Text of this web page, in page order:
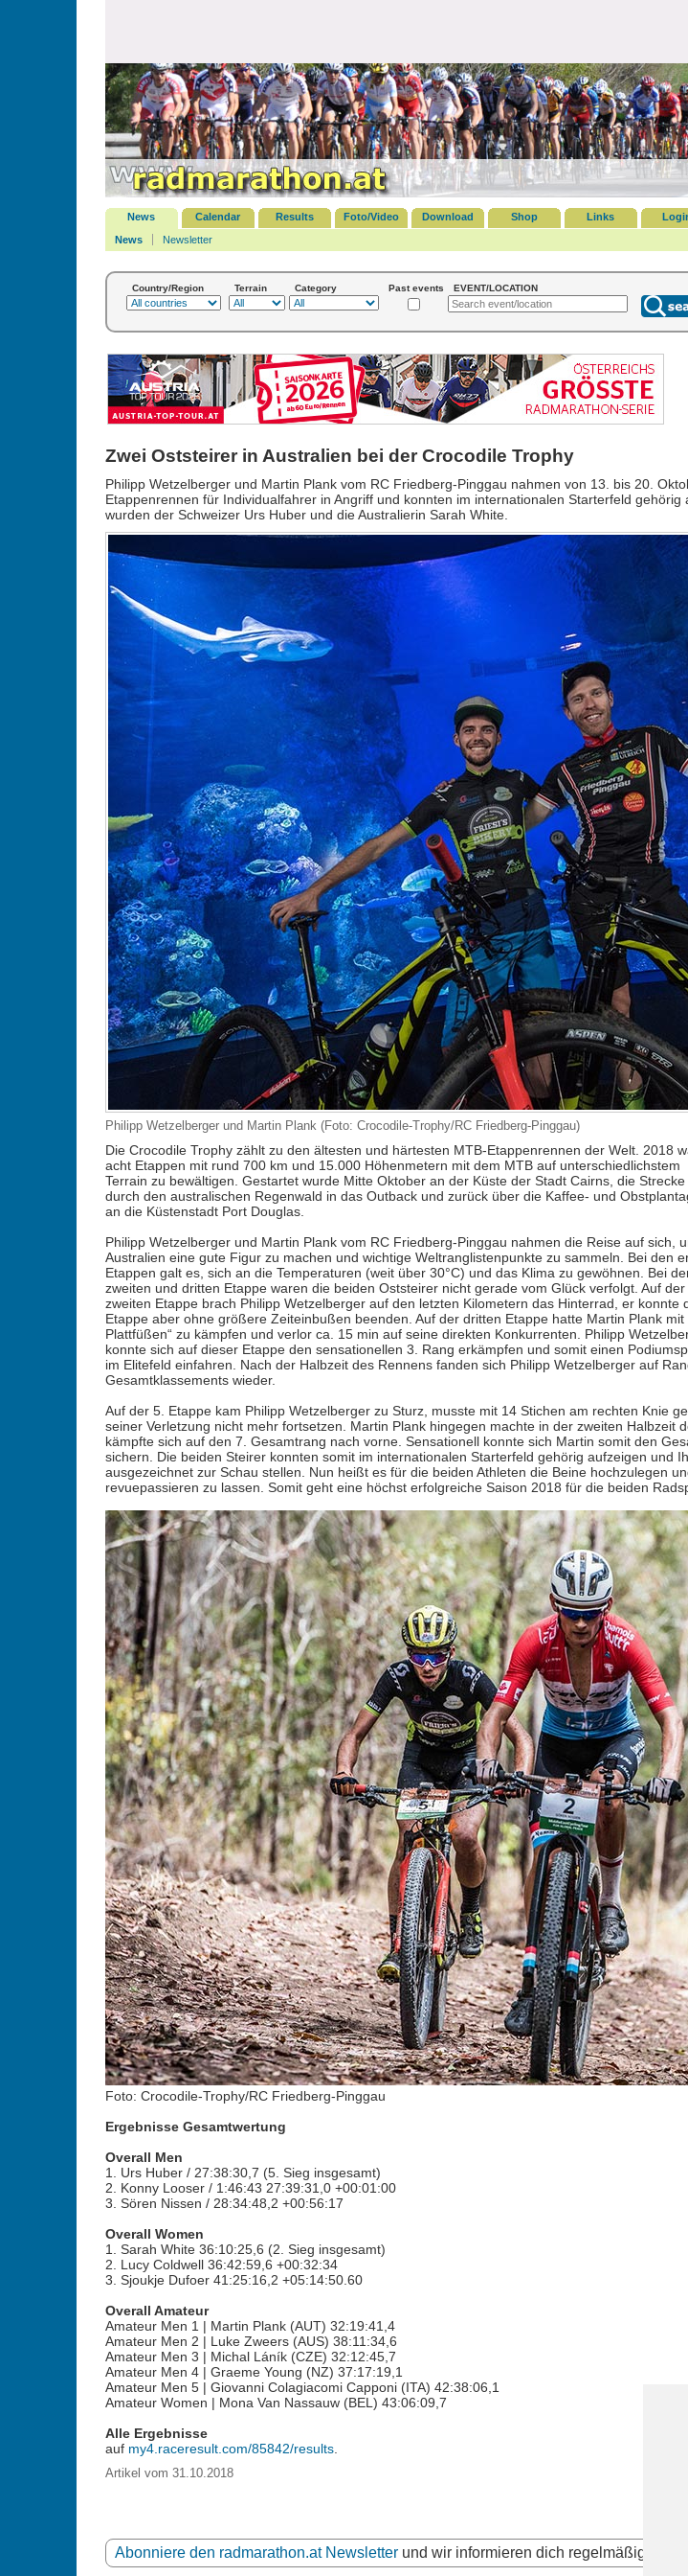
News Calendar Results Foto/Video Download Shop Links
News
Newsletter
Country/Region Terrain Category Past events EVENT/LOCATION
Zwei Oststeirer in Australien bei der Crocodile Trophy
Philipp Wetzelberger und Martin Plank vom RC Friedberg-Pinggau nahmen von 13. bis 20.
Etappenrennen für Individualfahrer in Angriff und konnten im internationalen Starterfeld
wurden der Schweizer Urs Huber und die Australierin Sarah White.
Philipp Wetzelberger und Martin Plank (Foto: Crocodile-Trophy/RC Friedberg-Pinggau)
Die Crocodile Trophy zählt zu den ältesten und härtesten MTB-Etappenrennen der Welt. 2018
acht Etappen mit rund 700 km und 15.000 Höhenmetern mit dem MTB auf unterschiedlichstem
Terrain zu bewältigen. Gestartet wurde Mitte Oktober an der Küste der Stadt Cairns, die
durch den australischen Regenwald in das Outback und zurück über die Kaffee- und
an die Küstenstadt Port Douglas.
Philipp Wetzelberger und Martin Plank vom RC Friedberg-Pinggau nahmen die Reise auf sich,
Australien eine gute Figur zu machen und wichtige Weltranglistenpunkte zu sammeln. Bei den
Etappen galt es, sich an die Temperaturen (weit über 30°C) und das Klima zu gewöhnen. Bei
zweiten und dritten Etappe waren die beiden Oststeirer nicht gerade vom Glück verfolgt. Auf der
zweiten Etappe brach Philipp Wetzelberger auf den letzten Kilometern das Hinterrad, er konnte
Etappe aber ohne größere Zeiteinbußen beenden. Auf der dritten Etappe hatte Martin Plank mit
Plattfüßen“ zu kämpfen und verlor ca. 15 min auf seine direkten Konkurrenten. Philipp
konnte sich auf dieser Etappe den sensationellen 3. Rang erkämpfen und somit einen
im Elitefeld einfahren. Nach der Halbzeit des Rennens fanden sich Philipp Wetzelberger auf
Gesamtklassements wieder.
Auf der 5. Etappe kam Philipp Wetzelberger zu Sturz, musste mit 14 Stichen am rechten Knie
seiner Verletzung nicht mehr fortsetzen. Martin Plank hingegen machte in der zweiten Halbzeit
kämpfte sich auf den 7. Gesamtrang nach vorne. Sensationell konnte sich Martin somit den
sichern. Die beiden Steirer konnten somit im internationalen Starterfeld gehörig aufzeigen und
ausgezeichnet zur Schau stellen. Nun heißt es für die beiden Athleten die Beine hochzulegen
revuepassieren zu lassen. Somit geht eine höchst erfolgreiche Saison 2018 für die beiden
Foto: Crocodile-Trophy/RC Friedberg-Pinggau
Ergebnisse Gesamtwertung
Overall Men
1. Urs Huber / 27:38:30,7 (5. Sieg insgesamt)
2. Konny Looser / 1:46:43 27:39:31,0 +00:01:00
3. Sören Nissen / 28:34:48,2 +00:56:17
Overall Women
1. Sarah White 36:10:25,6 (2. Sieg insgesamt)
2. Lucy Coldwell 36:42:59,6 +00:32:34
3. Sjoukje Dufoer 41:25:16,2 +05:14:50.60
Overall Amateur
Amateur Men 1 | Martin Plank (AUT) 32:19:41,4
Amateur Men 2 | Luke Zweers (AUS) 38:11:34,6
Amateur Men 3 | Michal Láník (CZE) 32:12:45,7
Amateur Men 4 | Graeme Young (NZ) 37:17:19,1
Amateur Men 5 | Giovanni Colagiacomi Capponi (ITA) 42:38:06,1
Amateur Women | Mona Van Nassauw (BEL) 43:06:09,7
Alle Ergebnisse
auf my4.raceresult.com/85842/results.
Artikel vom 31.10.2018
Abonniere den radmarathon.at Newsletterund wir informieren dich regelmäßig über